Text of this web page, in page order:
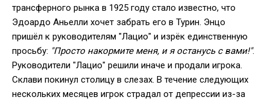
трансферного рынка в 1925 году стало известно, что
Эдоардо Аньелли хочет забрать его в Турин. Энцо
пришёл к руководителям "Лацио" и изрёк единственную
просьбу: "Просто накормите меня, и я останусь с вами!".
Руководители "Лацио" решили иначе и продали игрока.
Склави покинул столицу в слезах. В течение следующих
нескольких месяцев игрок страдал от депрессии из-за